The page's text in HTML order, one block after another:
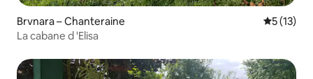
Brvnara – Chanteraine Prosječna
5 (13)
La cabane d 'Elisa